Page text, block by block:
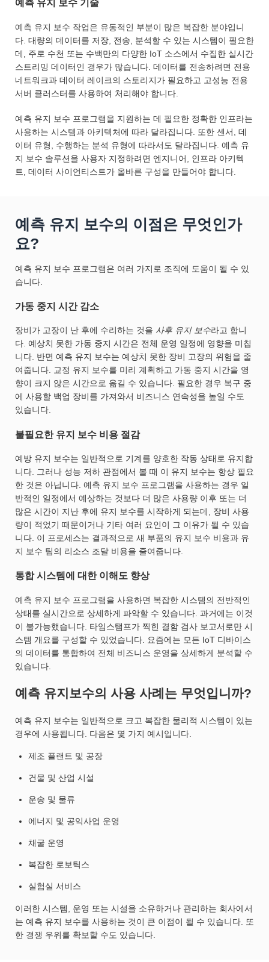
예측 유지 보수 기술
예측 유지 보수 작업은 유동적인 부분이 많은 복잡한 분야입니
다. 대량의 데이터를 저장, 전송, 분석할 수 있는 시스템이 필요한
데, 주로 수천 또는 수백만의 다양한 IoT 소스에서 수집한 실시간
스트리밍 데이터인 경우가 많습니다. 데이터를 전송하려면 전용
네트워크과 데이터 레이크의 스토리지가 필요하고 고성능 전용
서버 클러스터를 사용하여 처리해야 합니다.
예측 유지 보수 프로그램을 지원하는 데 필요한 정확한 인프라는
사용하는 시스템과 아키텍처에 따라 달라집니다. 또한 센서, 데
이터 유형, 수행하는 분석 유형에 따라서도 달라집니다. 예측 유
지 보수 솔루션을 사용자 지정하려면 엔지니어, 인프라 아키텍
트, 데이터 사이언티스트가 올바른 구성을 만들어야 합니다.
예측 유지 보수의 이점은 무엇인가
요?
예측 유지 보수 프로그램은 여러 가지로 조직에 도움이 될 수 있
습니다.
가동 중지 시간 감소
장비가 고장이 난 후에 수리하는 것을 사후 유지 보수라고 합니
다. 예상치 못한 가동 중지 시간은 전체 운영 일정에 영향을 미칩
니다. 반면 예측 유지 보수는 예상치 못한 장비 고장의 위험을 줄
여줍니다. 교정 유지 보수를 미리 계획하고 가동 중지 시간을 영
향이 크지 않은 시간으로 옮길 수 있습니다. 필요한 경우 복구 중
에 사용할 백업 장비를 가져와서 비즈니스 연속성을 높일 수도
있습니다.
불필요한 유지 보수 비용 절감
예방 유지 보수는 일반적으로 기계를 양호한 작동 상태로 유지합
니다. 그러나 성능 저하 관점에서 볼 때 이 유지 보수는 항상 필요
한 것은 아닙니다. 예측 유지 보수 프로그램을 사용하는 경우 일
반적인 일정에서 예상하는 것보다 더 많은 사용량 이후 또는 더
많은 시간이 지난 후에 유지 보수를 시작하게 되는데, 장비 사용
량이 적었기 때문이거나 기타 여러 요인이 그 이유가 될 수 있습
니다. 이 프로세스는 결과적으로 새 부품의 유지 보수 비용과 유
지 보수 팀의 리소스 조달 비용을 줄여줍니다.
통합 시스템에 대한 이해도 향상
예측 유지 보수 프로그램을 사용하면 복잡한 시스템의 전반적인
상태를 실시간으로 상세하게 파악할 수 있습니다. 과거에는 이것
이 불가능했습니다. 타임스탬프가 찍힌 결함 검사 보고서로만 시
스템 개요를 구성할 수 있었습니다. 요즘에는 모든 IoT 디바이스
의 데이터를 통합하여 전체 비즈니스 운영을 상세하게 분석할 수
있습니다.
예측 유지보수의 사용 사례는 무엇입니까?
예측 유지 보수는 일반적으로 크고 복잡한 물리적 시스템이 있는
경우에 사용됩니다. 다음은 몇 가지 예시입니다.
제조 플랜트 및 공장
건물 및 산업 시설
운송 및 물류
에너지 및 공익사업 운영
채굴 운영
복잡한 로보틱스
실험실 서비스
이러한 시스템, 운영 또는 시설을 소유하거나 관리하는 회사에서
는 예측 유지 보수를 사용하는 것이 큰 이점이 될 수 있습니다. 또
한 경쟁 우위를 확보할 수도 있습니다.